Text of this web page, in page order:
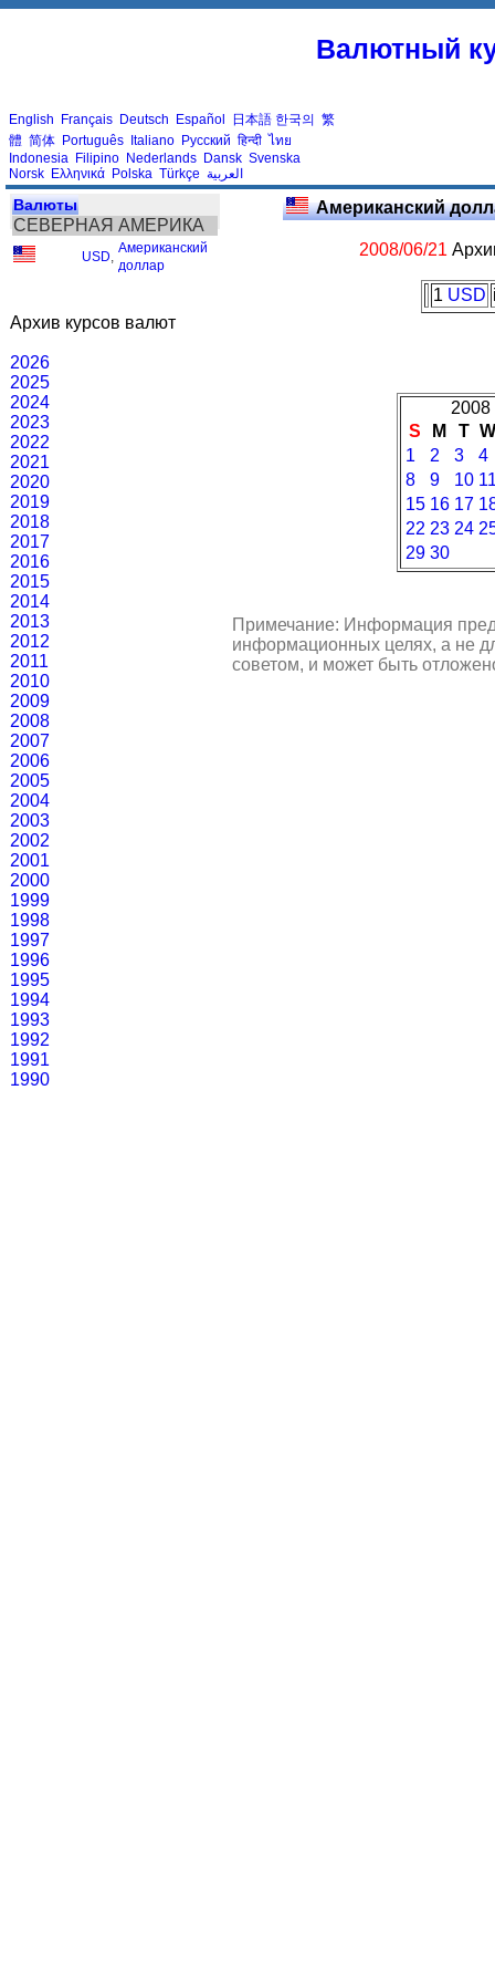
Валютный
English Français Deutsch Español 日本語 한국의 繁
體 简体 Português Italiano Русский हिन्दी ไทย
Indonesia Filipino Nederlands Dansk Svenska
Norsk Ελληνικά Polska Türkçe العربية
Валюты
СЕВЕРНАЯ АМЕРИКА
USD
Американский
доллар
Архив курсов валют
2026
2025
2024
2023
2022
2021
2020
2019
2018
2017
2016
2015
2014
2013
2012
2011
2010
2009
2008
2007
2006
2005
2004
2003
2002
2001
2000
1999
1998
1997
1996
1995
1994
1993
1992
1991
1990
Американский
2008/06/21
1 USD
2008
S
M T
1
2 3
4
8
9 10
15 16 17
22 23 24
29 30
Примечание: Информация
информационных целях, а не
советом, и может быть